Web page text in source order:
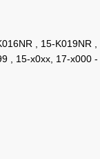
, 15-K019NR ,
, 15-x0xx, 17-x000 -